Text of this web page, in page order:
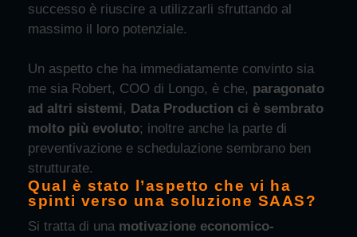
successo è riuscire a utilizzarli sfruttando al
massimo il loro potenziale.
Un aspetto che ha immediatamente convinto sia
me sia Robert, COO di Longo, è che, paragonato
ad altri sistemi, Data Production ci è sembrato
molto più evoluto; inoltre anche la parte di
preventivazione e schedulazione sembrano ben
strutturate.
Qual è stato l’aspetto che vi ha
spinti verso una soluzione SAAS?
Si tratta di una motivazione economico-